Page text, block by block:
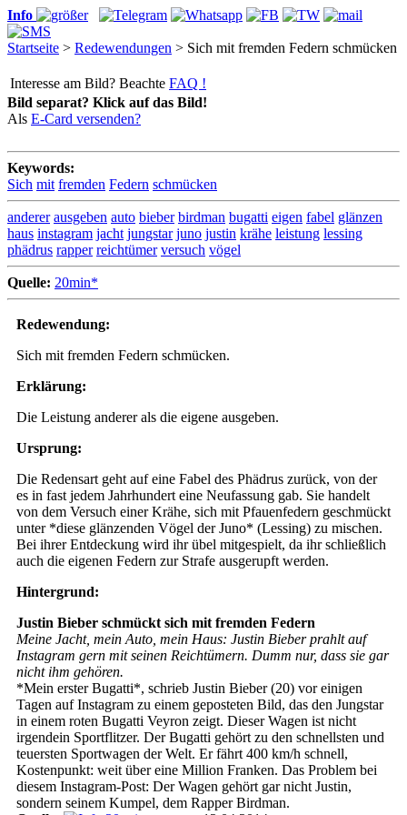
Info
Startseite > Redewendungen > Sich mit fremden Federn schmücken
Interesse am Bild? Beachte FAQ !
Bild separat? Klick auf das Bild!
Als E-Card versenden?
Keywords:
Sich mit fremden Federn schmücken
anderer ausgeben auto bieber birdman bugatti eigen fabel glänzen
haus instagram jacht jungstar juno justin krähe leistung lessing
phädrus rapper reichtümer versuch vögel
Quelle: 20min*
Redewendung:
Sich mit fremden Federn schmücken.
Erklärung:
Die Leistung anderer als die eigene ausgeben.
Ursprung:
Die Redensart geht auf eine Fabel des Phädrus zurück, von der
es in fast jedem Jahrhundert eine Neufassung gab. Sie handelt
von dem Versuch einer Krähe, sich mit Pfauenfedern geschmückt
unter *diese glänzenden Vögel der Juno* (Lessing) zu mischen.
Bei ihrer Entdeckung wird ihr übel mitgespielt, da ihr schließlich
auch die eigenen Federn zur Strafe ausgerupft werden.
Hintergrund:
Justin Bieber schmückt sich mit fremden Federn
Meine Jacht, mein Auto, mein Haus: Justin Bieber prahlt auf
Instagram gern mit seinen Reichtümern. Dumm nur, dass sie gar
nicht ihm gehören.
*Mein erster Bugatti*, schrieb Justin Bieber (20) vor einigen
Tagen auf Instagram zu einem geposteten Bild, das den Jungstar
in einem roten Bugatti Veyron zeigt. Dieser Wagen ist nicht
irgendein Sportflitzer. Der Bugatti gehört zu den schnellsten und
teuersten Sportwagen der Welt. Er fährt 400 km/h schnell,
Kostenpunkt: weit über eine Million Franken. Das Problem bei
diesem Instagram-Post: Der Wagen gehört gar nicht Justin,
sondern seinem Kumpel, dem Rapper Birdman.